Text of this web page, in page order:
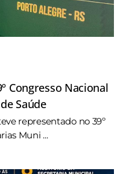
Congresso Nacional
Saúde
representado no 39º
Muni ...